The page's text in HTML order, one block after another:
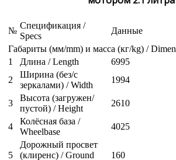
№
Спецификация /
Specs
Данные
Габариты (мм/mm) и масса (кг/kg) /
1
Длина / Length
6995
2
Ширина (без/с
зеркалами) / Width
1994
3
Высота (загружен/
пустой) / Height
2610
4
Колёсная база /
Wheelbase
4025
5
Дорожный просвет
(клиренс) / Ground
160